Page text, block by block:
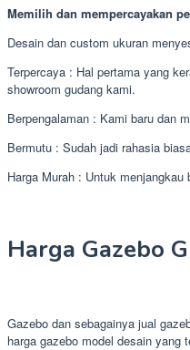
Memilih dan mempercayakan
Desain dan custom ukuran
Terpercaya : Hal pertama yang
showroom gudang kami.
Berpengalaman : Kami baru dan
Bermutu : Sudah jadi rahasia
Harga Murah : Untuk
Harga Gazebo
Gazebo dan sebagainya jual
harga gazebo model desain yang